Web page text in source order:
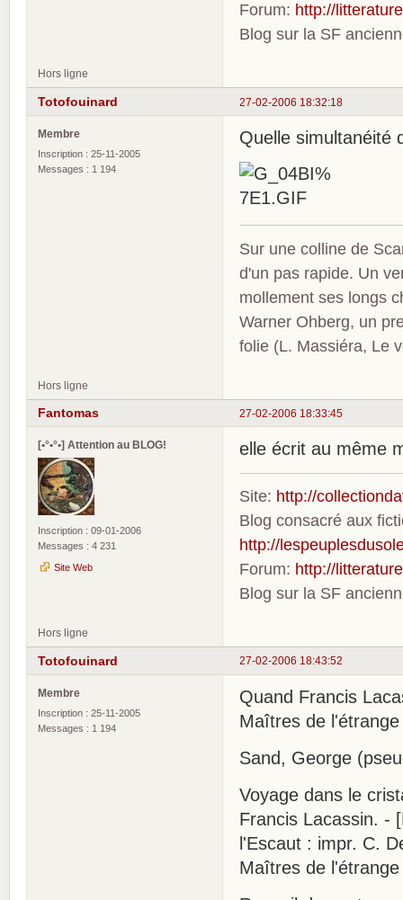
Forum: http://
Blog sur la SF
Hors ligne
27-02-2006 18:32:18
Totofouinard
Membre
Inscription : 25-11-2005
Messages : 1 194
Quelle simultanéité
Sur une colline de
d'un pas rapide. Un
mollement ses longs
Warner Ohberg, un
folie (L. Massiéra, Le
Hors ligne
27-02-2006 18:33:45
Fantomas
[•°•°•] Attention au BLOG!
Inscription : 09-01-2006
Messages : 4 231
Site Web
elle écrit au même
Site: http://
Blog consacré aux
http://
Forum: http://
Blog sur la SF
Hors ligne
27-02-2006 18:43:52
Totofouinard
Membre
Inscription : 25-11-2005
Messages : 1 194
Quand Francis
Maîtres de
Sand, George
Voyage dans le
Francis Lacassin. -
l'Escaut : impr. C.
Maîtres de